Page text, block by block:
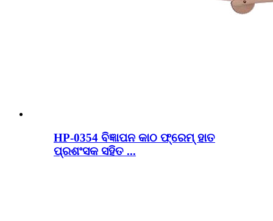
HP-0354 ବିଜ୍ଞାପନ କାଠ ଫ୍ରେମ୍ ହାତ
ପ୍ରଶଂସକ ସହିତ ...